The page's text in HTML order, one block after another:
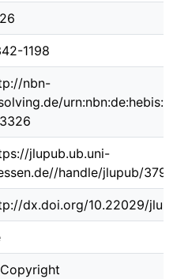
1198
nbn-
jlupub.ub.uni-
handle/jlupub/
dx.doi.org/10.22029/